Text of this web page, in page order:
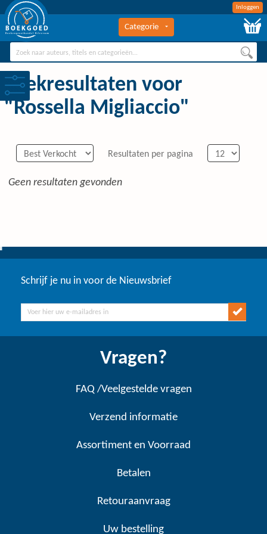
Inloggen
BOEKGOED
Boekengroothandel Hilversum
Categorie
Zoekresultaten voor
"Rossella Migliaccio"
Resultaten per pagina
Geen resultaten gevonden
Schrijf je nu in voor de Nieuwsbrief
Vragen?
FAQ /Veelgestelde vragen
Verzend informatie
Assortiment en Voorraad
Betalen
Retouraanvraag
Uw bestelling